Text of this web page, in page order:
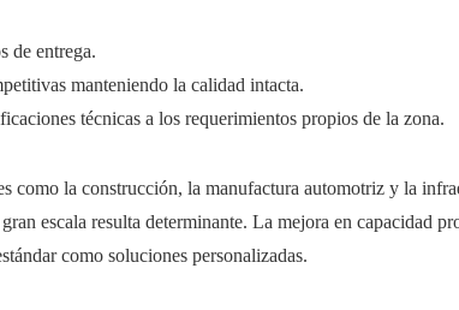
de entrega.
manteniendo la calidad intacta.
técnicas a los requerimientos propios de la zona.
como la construcción, la manufactura automotriz y la
escala resulta determinante. La mejora en capacidad
como soluciones personalizadas.